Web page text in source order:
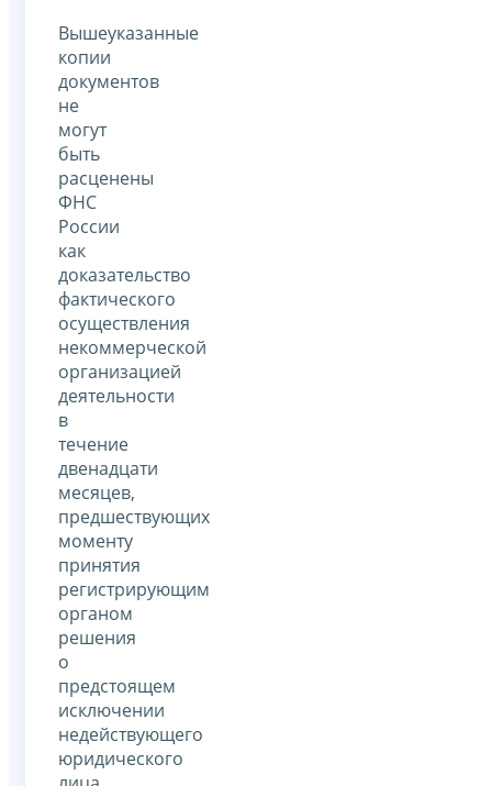
Вышеуказанные
копии
документов
не
могут
быть
расценены
ФНС
России
как
доказательство
фактического
осуществления
некоммерческой
организацией
деятельности
в
течение
двенадцати
месяцев,
предшествующих
моменту
принятия
регистрирующим
органом
решения
о
предстоящем
исключении
недействующего
юридического